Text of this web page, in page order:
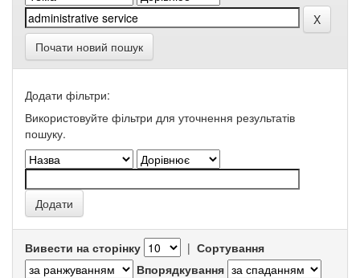
Почати новий пошук
Додати фільтри:
Використовуйте фільтри для уточнення результатів
пошуку.
Вивести на сторінку | Сортування
Впорядкування